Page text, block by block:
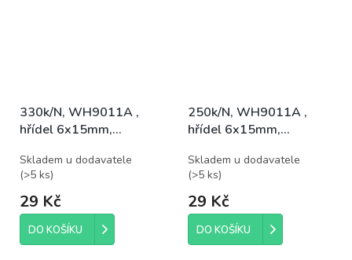
330k/N, WH9011A ,
hřídel 6x15mm,
Skladem u dodavatele
(>5 ks)
29 Kč
DO KOŠÍKU
250k/N, WH9011A ,
hřídel 6x15mm,
Skladem u dodavatele
(>5 ks)
29 Kč
DO KOŠÍKU